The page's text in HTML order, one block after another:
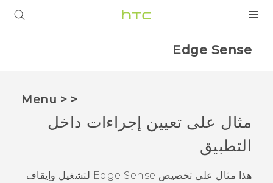
VIVERSE
Edge Sense
< < Menu
مثال على تعيين إجراءات داخل
التطبيق
هذا مثال على تخصيص Edge Sense لتشغيل وإيقاف